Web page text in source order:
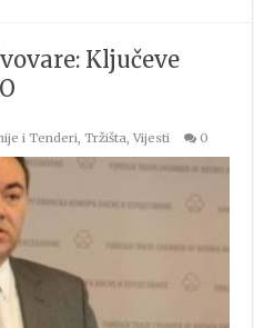
Ključeve
i Tenderi,Tržišta,Vijesti 0